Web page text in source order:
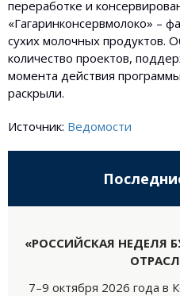
переработке и
«Гагаринконсервмолоко» –
сухих молочных продуктов.
количество проектов,
момента действия
раскрыли.
Источник: Ведомости
«РОССИЙСКАЯ НЕДЕЛЯ
7–9 октября 2026 года в